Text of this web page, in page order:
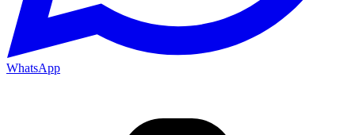
WhatsApp